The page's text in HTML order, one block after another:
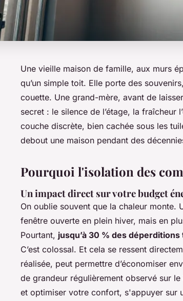
Une vieille maison de famille, aux murs
qu’un simple toit. Elle porte des
couette. Une grand-mère, avant de
secret : le silence de l’étage, la fraîcheur
couche discrète, bien cachée sous les
debout une maison pendant des
Pourquoi l'isolation des
Un impact direct sur votre budget
On oublie souvent que la chaleur monte.
fenêtre ouverte en plein hiver, mais en
Pourtant, jusqu’à 30 % des
C’est colossal. Et cela se ressent
réalisée, peut permettre d’économiser
de grandeur régulièrement observé sur
et optimiser votre confort, s'appuyer sur